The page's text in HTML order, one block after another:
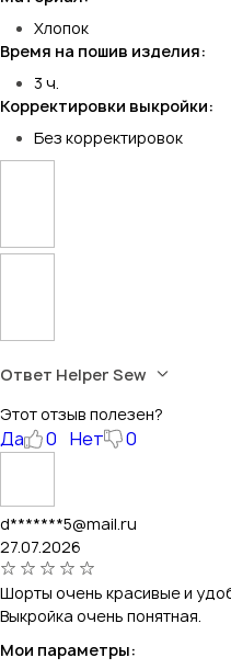
Хлопок
Время на пошив изделия:
3 ч.
Корректировки выкройки:
Без корректировок
Ответ Helper Sew
Этот отзыв полезен?
Да 0 Нет 0
d*******5@mail.ru
27.07.2026
Шорты очень красивые и
Выкройка очень понятная.
Мои параметры: